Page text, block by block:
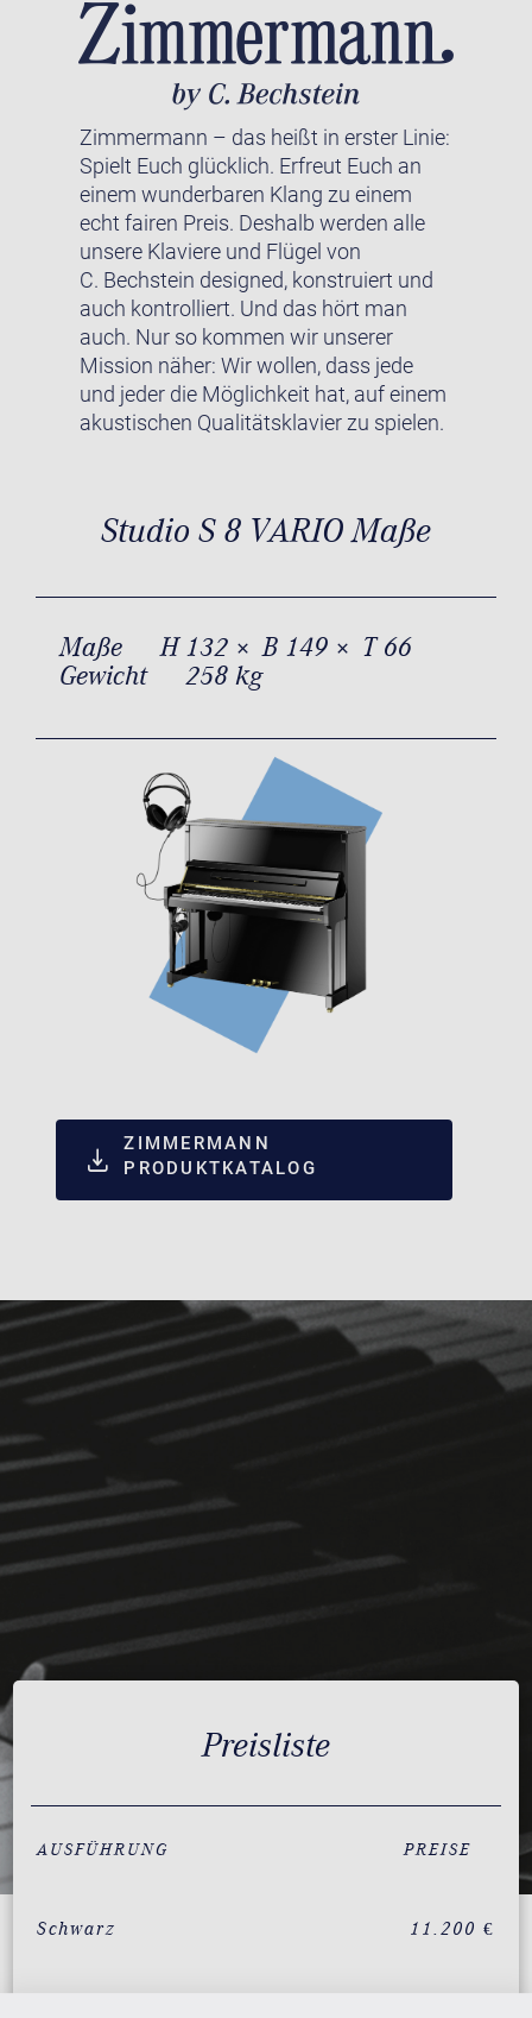
Zimmermann – das heißt in erster Linie:
Spielt Euch glücklich. Erfreut Euch an
einem wunderbaren Klang zu einem
echt fairen Preis. Deshalb werden alle
unsere Klaviere und Flügel von
C. Bechstein designed, konstruiert und
auch kontrolliert. Und das hört man
auch. Nur so kommen wir unserer
Mission näher: Wir wollen, dass jede
und jeder die Möglichkeit hat, auf einem
akustischen Qualitätsklavier zu spielen.
Studio S 8 VARIO Maße
Maße
H 132 × B 149 × T 66
Gewicht
258 kg
ZIMMERMANN
PRODUKTKATALOG
Preisliste
AUSFÜHRUNG PREISE
Schwarz 11.200 €